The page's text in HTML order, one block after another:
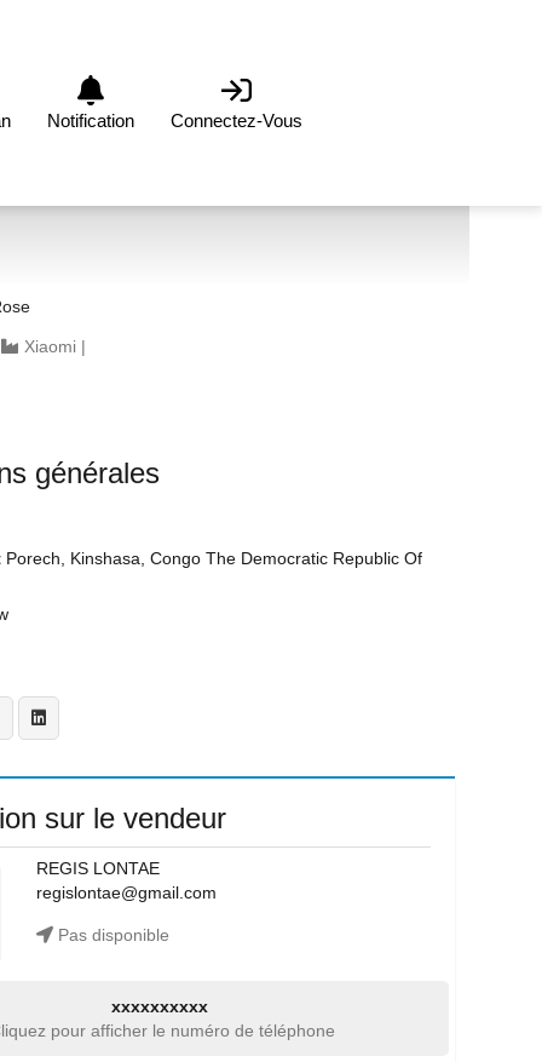
Notification Connectez-Vous
Xiaomi |
générales
Porech, Kinshasa, Congo The Democratic Republic Of
sur le vendeur
REGIS LONTAE
regislontae@gmail.com
Pas disponible
xxxxxxxxxx
pour afficher le numéro de téléphone